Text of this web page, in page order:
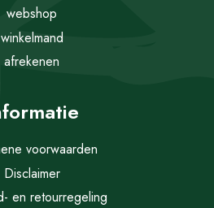
webshop
winkelmand
afrekenen
voorwaarden
Disclaimer
en retourregeling